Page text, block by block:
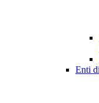
Enti